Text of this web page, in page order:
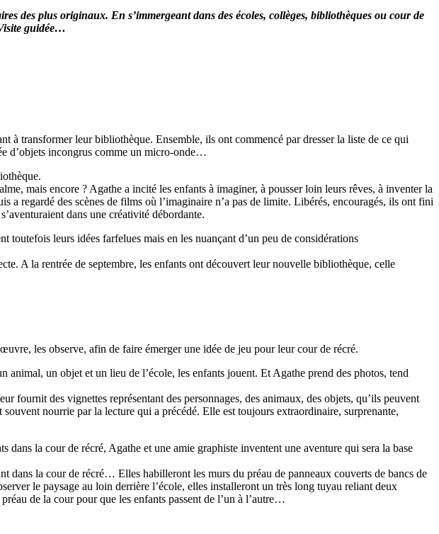
des plus originaux. En s’immergeant dans des écoles, collèges, bibliothèques ou cour de
guidée…
à transformer leur bibliothèque. Ensemble, ils ont commencé par dresser la liste de ce qui
d’objets incongrus comme un micro-onde…
mais encore ? Agathe a incité les enfants à imaginer, à pousser loin leurs rêves, à inventer la
regardé des scènes de films où l’imaginaire n’a pas de limite. Libérés, encouragés, ils ont fini
dans une créativité débordante.
toutefois leurs idées farfelues mais en les nuançant d’un peu de considérations
A la rentrée de septembre, les enfants ont découvert leur nouvelle bibliothèque, celle
les observe, afin de faire émerger une idée de jeu pour leur cour de récré.
un objet et un lieu de l’école, les enfants jouent. Et Agathe prend des photos, tend
fournit des vignettes représentant des personnages, des animaux, des objets, qu’ils peuvent
nourrie par la lecture qui a précédé. Elle est toujours extraordinaire, surprenante,
la cour de récré, Agathe et une amie graphiste inventent une aventure qui sera la base
dans la cour de récré… Elles habilleront les murs du préau de panneaux couverts de bancs de
le paysage au loin derrière l’école, elles installeront un très long tuyau reliant deux
de la cour pour que les enfants passent de l’un à l’autre…